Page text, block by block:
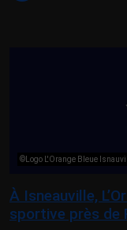
©Logo L'Orange Bleue
À Isneauville,
sportive près de